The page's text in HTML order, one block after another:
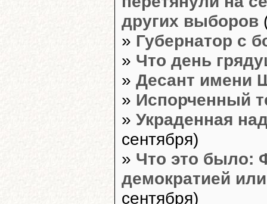
других выборов
» Губернатор с
» Что день
» Десант имени
» Испорченный
» Украденная
сентября)
» Что это было:
демократией
сентября)